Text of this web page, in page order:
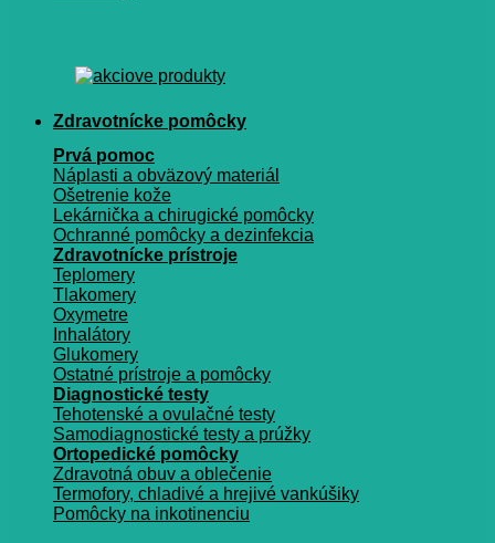
Zdravotnícke pomôcky
Prvá pomoc
Náplasti a obväzový materiál
Ošetrenie kože
Lekárnička a chirugické pomôcky
Ochranné pomôcky a dezinfekcia
Zdravotnícke prístroje
Teplomery
Tlakomery
Oxymetre
Inhalátory
Glukomery
Ostatné prístroje a pomôcky
Diagnostické testy
Tehotenské a ovulačné testy
Samodiagnostické testy a prúžky
Ortopedické pomôcky
Zdravotná obuv a oblečenie
Termofory, chladivé a hrejivé vankúšiky
Pomôcky na inkotinenciu